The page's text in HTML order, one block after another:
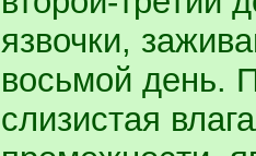
язвочки,
восьмой день.
слизистая